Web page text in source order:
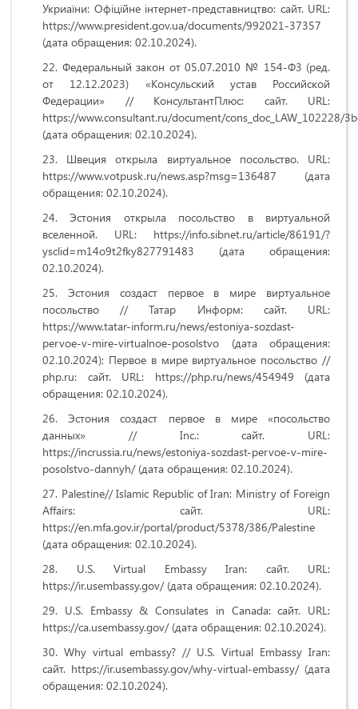
Укриаїни: Офiцiйне iнтернет-представництво: сайт. URL:
https://www.president.gov.ua/documents/992021-37357
(дата обращения: 02.10.2024).
Федеральный закон от 05.07.2010 № 154-Ф3 (ред.
от 12.12.2023) «Консульский устав Российской
Федерации» // КонсультантПлюс: сайт. URL:
https://www.consultant.ru/document/cons_doc_LAW_102228/
(дата обращения: 02.10.2024).
Швеция открыла виртуальное посольство. URL:
https://www.votpusk.ru/news.asp?msg=136487 (дата
обращения: 02.10.2024).
Эстония открыла посольство в виртуальной
вселенной. URL: https://info.sibnet.ru/article/86191/?
ysclid=m14o9t2fky827791483 (дата обращения:
02.10.2024).
Эстония создаст первое в мире виртуальное
посольство // Татар Информ: сайт. URL:
https://www.tatar-inform.ru/news/estoniya-sozdast-
pervoe-v-mire-virtualnoe-posolstvo (дата обращения:
02.10.2024); Первое в мире виртуальное посольство //
php.ru: сайт. URL: https://php.ru/news/454949 (дата
обращения: 02.10.2024).
Эстония создаст первое в мире «посольство
данных» // Inc.: сайт. URL:
https://incrussia.ru/news/estoniya-sozdast-pervoe-v-mire-
posolstvo-dannyh/ (дата обращения: 02.10.2024).
Palestine// Islamic Republic of Iran: Ministry of Foreign
Affairs: сайт. URL:
https://en.mfa.gov.ir/portal/product/5378/386/Palestine
(дата обращения: 02.10.2024).
U.S. Virtual Embassy Iran: сайт. URL:
https://ir.usembassy.gov/ (дата обращения: 02.10.2024).
U.S. Embassy & Consulates in Canada: сайт. URL:
https://ca.usembassy.gov/ (дата обращения: 02.10.2024).
Why virtual embassy? // U.S. Virtual Embassy Iran:
сайт. https://ir.usembassy.gov/why-virtual-embassy/ (дата
обращения: 02.10.2024).